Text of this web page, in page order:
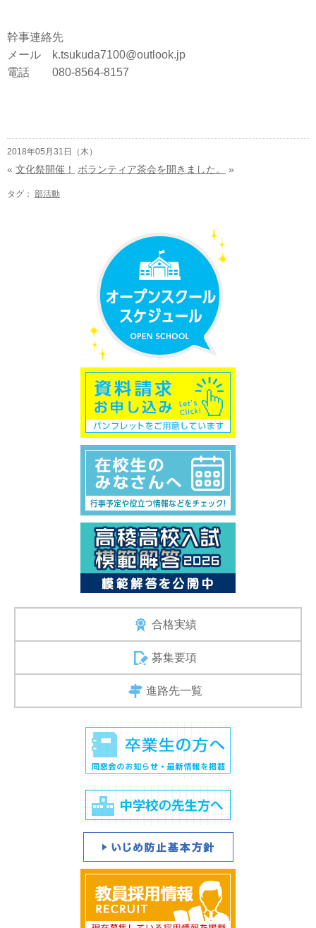
幹事連絡先
メール k.tsukuda7100@outlook.jp
電話 080-8564-8157
2018年05月31日（木）
« 文化祭開催！ ボランティア茶会を開きました。 »
タグ： 部活動
合格実績
募集要項
進路先一覧